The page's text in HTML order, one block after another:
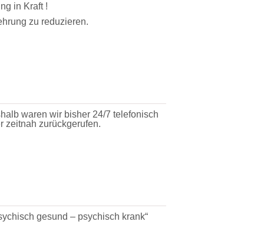
in Kraft !
zu reduzieren.
waren wir bisher 24/7 telefonisch
zeitnah zurückgerufen.
gesund – psychisch krank“